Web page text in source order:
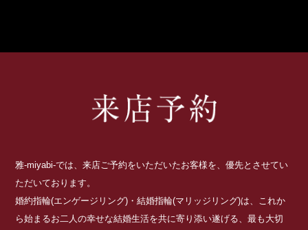
雅-miyabi-では、来店ご予約をいただいたお客様を、優先とさせてい
ただいております。
婚約指輪(エンゲージリング)・結婚指輪(マリッジリング)は、これか
ら始まるお二人の幸せな結婚生活を共に寄り添い遂げる、最も大切